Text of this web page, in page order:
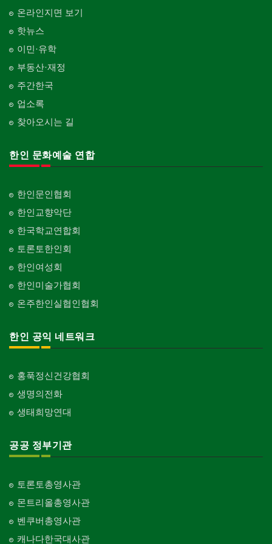
온라인지면 보기
핫뉴스
이민·유학
부동산·재정
주간한국
업소록
찾아오시는 길
한인 문화예술 연합
한인문인협회
한인교향악단
한국학교연합회
토론토한인회
한인여성회
한인미술가협회
온주한인실협인협회
한인 공익 네트워크
홍푹정신건강협회
생명의전화
생태희망연대
공공 정부기관
토론토총영사관
몬트리올총영사관
벤쿠버총영사관
캐나다한국대사관